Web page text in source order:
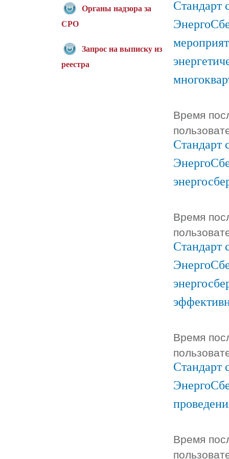
Органы надзора за
СРО
Запрос на выписку из
реестра
Стандарт
Время
Стандарт
Время
Стандарт
Время
Стандарт
Время